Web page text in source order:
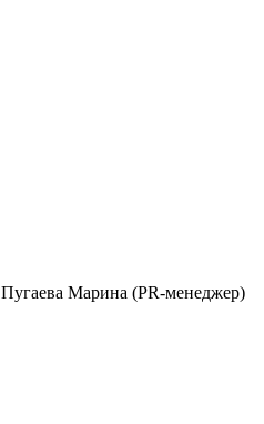
Пугаева Марина (PR-менеджер)